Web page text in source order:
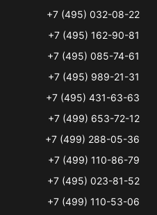
+7 (495) 032-08-22
+7 (495) 162-90-81
+7 (495) 085-74-61
+7 (495) 989-21-31
+7 (495) 431-63-63
+7 (499) 653-72-12
+7 (499) 288-05-36
+7 (499) 110-86-79
+7 (495) 023-81-52
+7 (499) 110-53-06